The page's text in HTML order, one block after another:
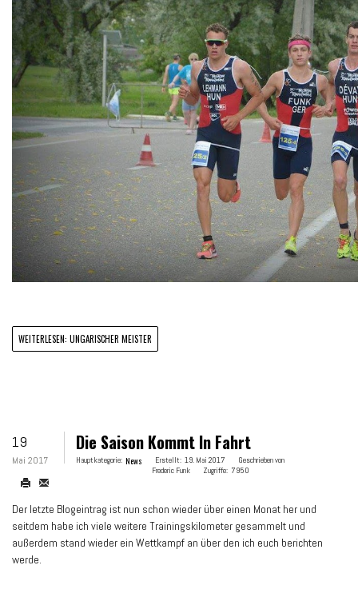
WEITERLESEN: UNGARISCHER MEISTER
19
Mai 2017
Die Saison Kommt In Fahrt
Hauptkategorie: News Erstellt: 19. Mai 2017
Geschrieben von
Frederic Funk
Zugriffe: 7950
Der letzte Blogeintrag ist nun schon wieder über einen Monat her und
seitdem habe ich viele weitere Trainingskilometer gesammelt und
außerdem stand wieder ein Wettkampf an über den ich euch berichten
werde.